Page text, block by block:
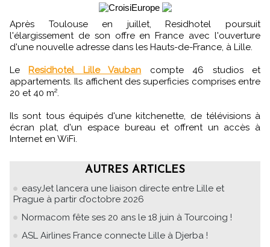
Après Toulouse en juillet, Residhotel poursuit
l'élargissement de son offre en France avec l'ouverture
d'une nouvelle adresse dans les Hauts-de-France, à Lille.
Le Residhotel Lille Vauban compte 46 studios et
appartements. Ils affichent des superficies comprises entre
20 et 40 m².
Ils sont tous équipés d'une kitchenette, de télévisions à
écran plat, d'un espace bureau et offrent un accès à
Internet en WiFi.
AUTRES ARTICLES
easyJet lancera une liaison directe entre Lille et
Prague à partir d’octobre 2026
Normacom fête ses 20 ans le 18 juin à Tourcoing !
ASL Airlines France connecte Lille à Djerba !